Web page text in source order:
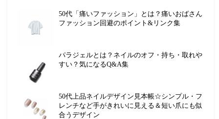
50代「痛いファッション」とは？痛いおばさん
ファッション回避のポイント&リンク集
パラジェルとは？ネイルのオフ・持ち・取れや
すい？気になるQ&A集
50代上品ネイルデザイン見本帳☆シンプル・フ
レンチなど手がきれいに見える＆短い爪にも似
合うデザイン